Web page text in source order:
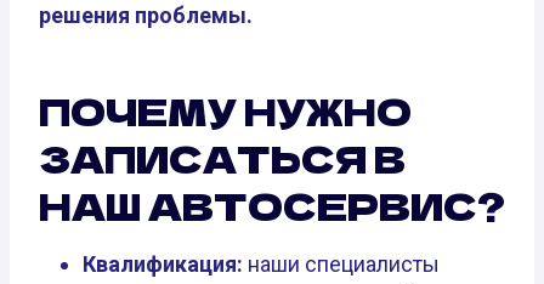
решения проблемы.
ПОЧЕМУ НУЖНО
ЗАПИСАТЬСЯ В
НАШ АВТОСЕРВИС?
Квалификация: наши специалисты